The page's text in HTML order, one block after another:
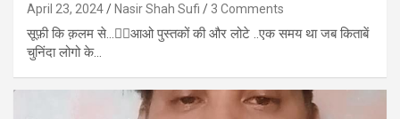
April 23, 2024 Nasir Shah Sufi 3 Comments
सूफ़ी कि क़लम से…✍🏻आओ पुस्तकों की और लोटे ..एक समय था जब किताबें
चुनिंदा लोगो के…